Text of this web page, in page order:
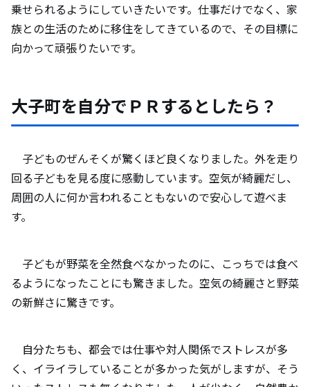
乗せられるようにしていきたいです。仕事だけでなく、家
族との生活のために移住をしてきているので、その目標に
向かって頑張りたいです。
大子町を自分でＰＲするとしたら？
子どものぜんそくが驚くほど良くなりました。外を走り
回る子どもを見る度に感動しています。空気が綺麗だし、
周囲の人に何か言われることもないので安心して遊べま
す。
子どもが野菜を全然食べなかったのに、こっちでは食べ
るようになったことにも驚きました。空気の綺麗さと野菜
の新鮮さに驚きです。
自分たちも、都会では仕事や対人関係でストレスが多
く、イライラしていることが多かった気がしますが、そう